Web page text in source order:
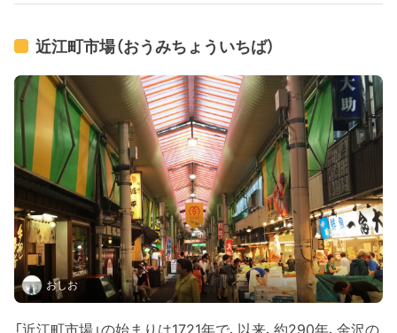
ゾーン(有料)があります。 入場にはチケットが必要
場合もありますので注意です⚠️ さらにプールには当
日の予約が必要そう。 交流ゾーンだけでも結構私た
ちは楽しめたので 大満足です!!
近江町市場（おうみちょういちば）
おしお